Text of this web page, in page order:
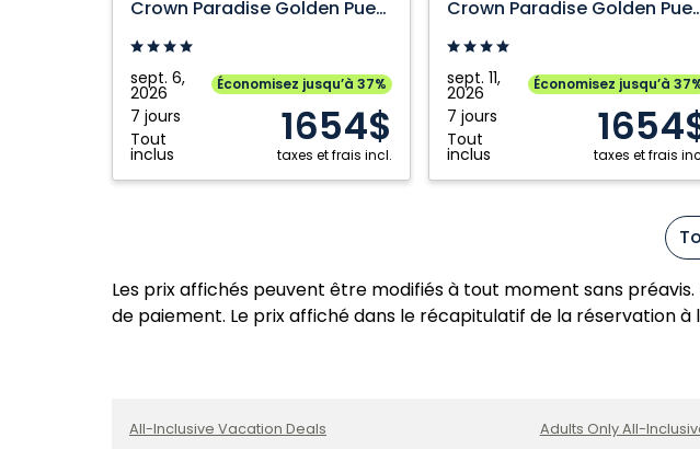
Crown Paradise Golden Puerto Vallarta
sept. 6,
2026
7 jours
Tout
inclus
Économisez jusqu’à 37%
1654$
taxes et frais incl.
Golden
Puerto
Vallarta:
Puerto
Vallarta,
Mexique
Crown Paradise
sept. 11,
2026
7 jours
Tout
inclus
Économisez jusqu’à
taxes et frais
Golden
Puerto
Vallarta:
Puerto
Vallarta,
Mexique
Les prix affichés peuvent être modifiés à tout moment sans
de paiement. Le prix affiché dans le récapitulatif de la réservation
All-Inclusive Vacation Deals
Adults Only All-